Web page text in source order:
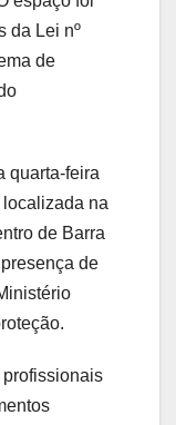
da Lei nº
de
quarta-feira
localizada na
de Barra
de